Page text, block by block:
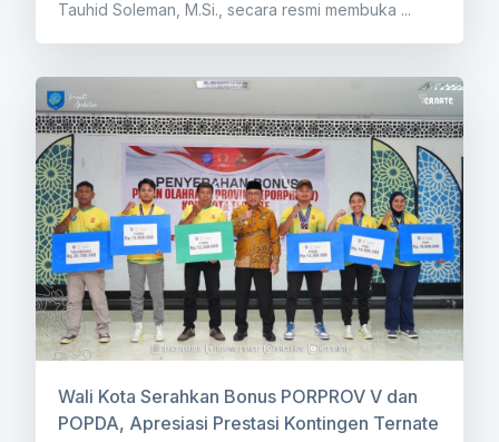
Tauhid Soleman, M.Si., secara resmi membuka ...
Wali Kota Serahkan Bonus PORPROV V dan
POPDA, Apresiasi Prestasi Kontingen Ternate